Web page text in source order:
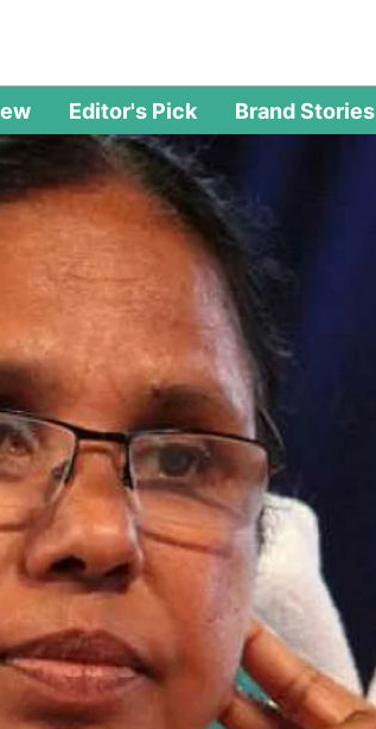
Editor's Pick Brand Stories